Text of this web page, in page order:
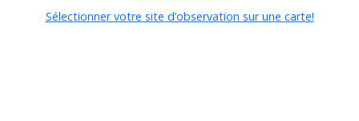
Sélectionner votre site d’observation sur une carte!